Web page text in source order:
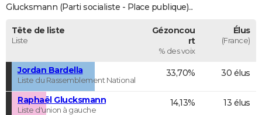
Glucksmann (Parti socialiste - Place publique)...
Tête de liste
Liste
Gézoncou
rt
% des voix
Élus
(France)
Jordan Bardella
Liste du Rassemblement National
33,70% 30 élus
Raphaël Glucksmann
Liste d'union à gauche
14,13% 13 élus